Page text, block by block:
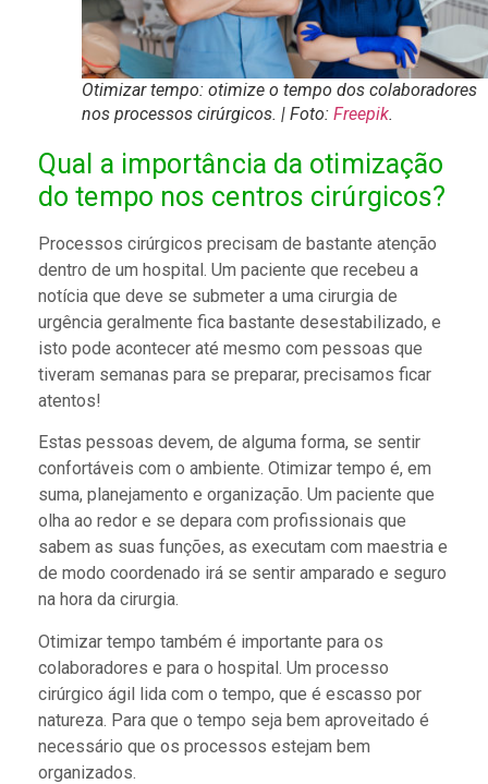
Otimizar tempo: otimize o tempo dos colaboradores
nos processos cirúrgicos. | Foto: Freepik.
Qual a importância da otimização
do tempo nos centros cirúrgicos?
Processos cirúrgicos precisam de bastante atenção
dentro de um hospital. Um paciente que recebeu a
notícia que deve se submeter a uma cirurgia de
urgência geralmente fica bastante desestabilizado, e
isto pode acontecer até mesmo com pessoas que
tiveram semanas para se preparar, precisamos ficar
atentos!
Estas pessoas devem, de alguma forma, se sentir
confortáveis com o ambiente. Otimizar tempo é, em
suma, planejamento e organização. Um paciente que
olha ao redor e se depara com profissionais que
sabem as suas funções, as executam com maestria e
de modo coordenado irá se sentir amparado e seguro
na hora da cirurgia.
Otimizar tempo também é importante para os
colaboradores e para o hospital. Um processo
cirúrgico ágil lida com o tempo, que é escasso por
natureza. Para que o tempo seja bem aproveitado é
necessário que os processos estejam bem
organizados.